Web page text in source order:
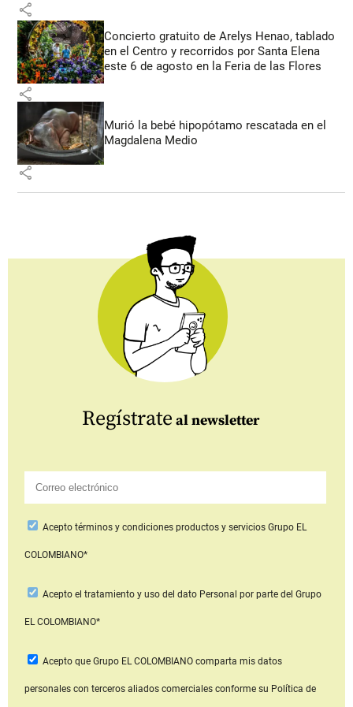
share
Concierto gratuito de Arelys Henao, tablado
en el Centro y recorridos por Santa Elena
este 6 de agosto en la Feria de las Flores
share
Murió la bebé hipopótamo rescatada en el
Magdalena Medio
share
Regístrate al newsletter
Aceptotérminos y condiciones productos y serviciosGrupo EL
COLOMBIANO*
Acepto el tratamiento y uso del dato Personal por parte del Grupo
EL COLOMBIANO*
Acepto que Grupo EL COLOMBIANOcomparta mis datos
personales con terceros aliados comerciales conforme su Política de